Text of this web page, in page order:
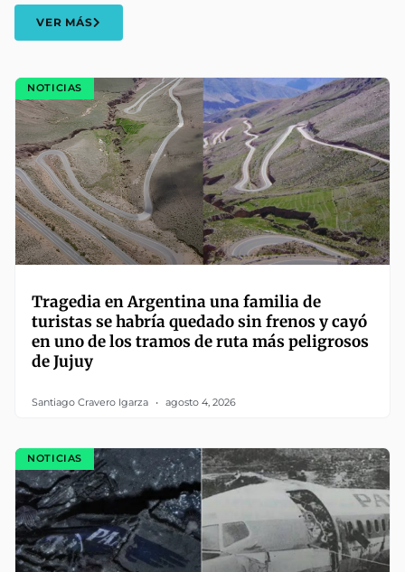
VER MÁS
NOTICIAS
Tragedia en Argentina una familia de
turistas se habría quedado sin frenos y cayó
en uno de los tramos de ruta más peligrosos
de Jujuy
Santiago Cravero Igarza agosto 4, 2026
NOTICIAS